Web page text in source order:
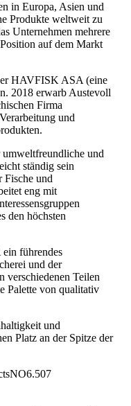
in Europa, Asien und
Produkte weltweit zu
Unternehmen mehrere
auf dem Markt
HAVFISK ASA (eine
2018 erwarb Austevoll
Firma
und
und
ständig sein
Fische und
eng mit
den höchsten
führendes
und der
verschiedenen Teilen
Palette von qualitativ
und
Platz an der Spitze der
NO6.507